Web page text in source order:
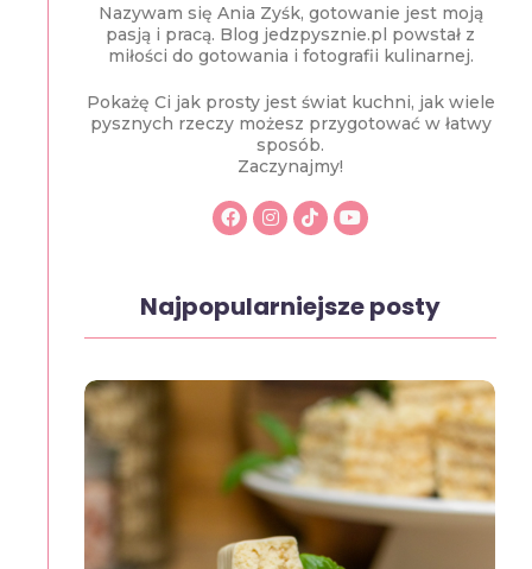
Nazywam się Ania Zyśk, gotowanie jest moją
pasją i pracą. Blog jedzpysznie.pl powstał z
miłości do gotowania i fotografii kulinarnej.
Pokażę Ci jak prosty jest świat kuchni, jak wiele
pysznych rzeczy możesz przygotować w łatwy
sposób.
Zaczynajmy!
Najpopularniejsze posty